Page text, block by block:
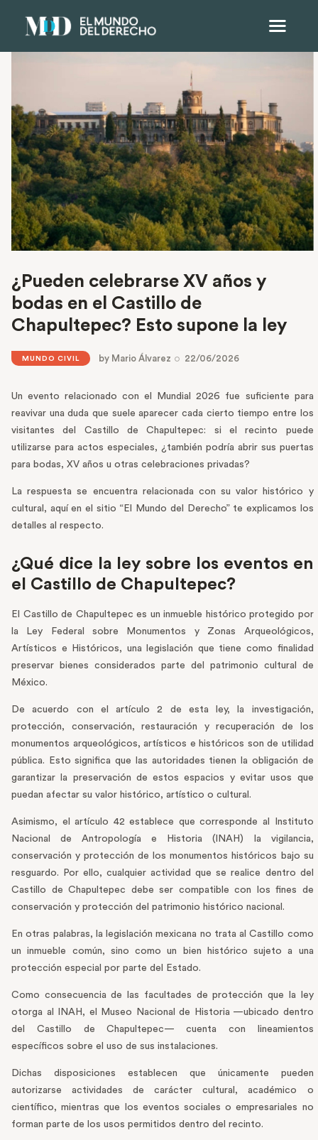
¿Pueden celebrarse XV años y
bodas en el Castillo de
Chapultepec? Esto supone la ley
MUNDO CIVIL by Mario Álvarez 22/06/2026
Un evento relacionado con el Mundial 2026 fue suficiente para
reavivar una duda que suele aparecer cada cierto tiempo entre los
visitantes del Castillo de Chapultepec: si el recinto puede
utilizarse para actos especiales, ¿también podría abrir sus puertas
para bodas, XV años u otras celebraciones privadas?
La respuesta se encuentra relacionada con su valor histórico y
cultural, aquí en el sitio “El Mundo del Derecho” te explicamos los
detalles al respecto.
¿Qué dice la ley sobre los eventos en
el Castillo de Chapultepec?
El Castillo de Chapultepec es un inmueble histórico protegido por
la Ley Federal sobre Monumentos y Zonas Arqueológicos,
Artísticos e Históricos, una legislación que tiene como finalidad
preservar bienes considerados parte del patrimonio cultural de
México.
De acuerdo con el artículo 2 de esta ley, la investigación,
protección, conservación, restauración y recuperación de los
monumentos arqueológicos, artísticos e históricos son de utilidad
pública. Esto significa que las autoridades tienen la obligación de
garantizar la preservación de estos espacios y evitar usos que
puedan afectar su valor histórico, artístico o cultural.
Asimismo, el artículo 42 establece que corresponde al Instituto
Nacional de Antropología e Historia (INAH) la vigilancia,
conservación y protección de los monumentos históricos bajo su
resguardo. Por ello, cualquier actividad que se realice dentro del
Castillo de Chapultepec debe ser compatible con los fines de
conservación y protección del patrimonio histórico nacional.
En otras palabras, la legislación mexicana no trata al Castillo como
un inmueble común, sino como un bien histórico sujeto a una
protección especial por parte del Estado.
Como consecuencia de las facultades de protección que la ley
otorga al INAH, el Museo Nacional de Historia —ubicado dentro
del Castillo de Chapultepec— cuenta con lineamientos
específicos sobre el uso de sus instalaciones.
Dichas disposiciones establecen que únicamente pueden
autorizarse actividades de carácter cultural, académico o
científico, mientras que los eventos sociales o empresariales no
forman parte de los usos permitidos dentro del recinto.